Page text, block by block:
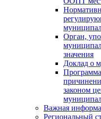
Орган,
значения
Доклад о
законом
Важная
Региональный